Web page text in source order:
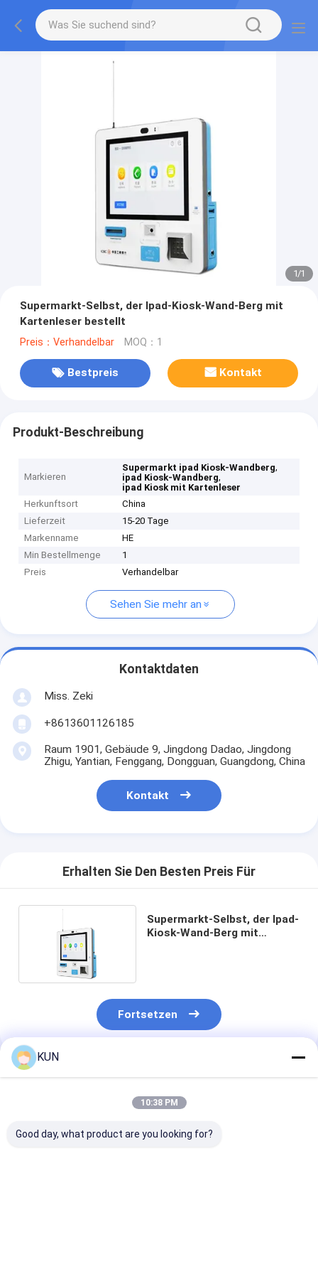
1/1
Supermarkt-Selbst, der Ipad-Kiosk-Wand-Berg mit
Kartenleser bestellt
Preis：Verhandelbar MOQ：1
Bestpreis Kontakt
Produkt-Beschreibung
Markieren
Supermarkt ipad Kiosk-Wandberg,
ipad Kiosk-Wandberg,
ipad Kiosk mit Kartenleser
Herkunftsort
China
Lieferzeit
15-20 Tage
Markenname
HE
Min Bestellmenge
1
Preis
Verhandelbar
Sehen Sie mehr an
Kontaktdaten
Miss. Zeki
+8613601126185
Raum 1901, Gebäude 9, Jingdong Dadao, Jingdong
Zhigu, Yantian, Fenggang, Dongguan, Guangdong, China
Kontakt
Erhalten Sie Den Besten Preis Für
Supermarkt-Selbst, der Ipad-
Kiosk-Wand-Berg mit
Fortsetzen
Empfohlene Produkte
KUN
10:38 PM
Good day, what product are you looking for?